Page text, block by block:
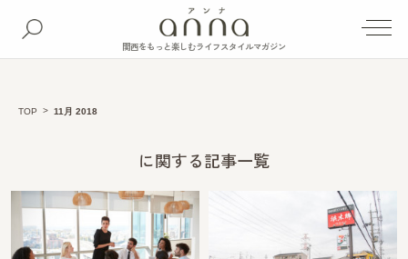
関西をもっと楽しむライフスタイルマガジン
TOP 11月 2018
に関する記事一覧